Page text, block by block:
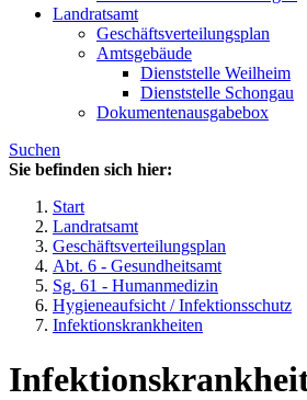
Landratsamt
Geschäftsverteilungsplan
Amtsgebäude
Dienststelle Weilheim
Dienststelle Schongau
Dokumentenausgabebox
Suchen
Sie befinden sich hier:
Start
Landratsamt
Geschäftsverteilungsplan
Abt. 6 - Gesundheitsamt
Sg. 61 - Humanmedizin
Hygieneaufsicht / Infektionsschutz
Infektionskrankheiten